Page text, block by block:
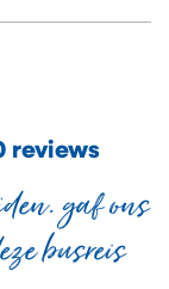
reviews
gaf ons
busreis